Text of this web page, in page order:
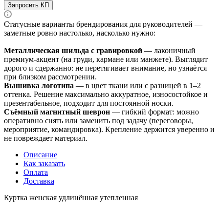
Запросить КП
Статусные варианты брендирования для руководителей —
заметные ровно настолько, насколько нужно:
Металлическая шильда с гравировкой — лаконичный
премиум‑акцент (на груди, кармане или манжете). Выглядит
дорого и сдержанно: не перетягивает внимание, но узнаётся
при близком рассмотрении.
Вышивка логотипа — в цвет ткани или с разницей в 1–2
оттенка. Решение максимально аккуратное, износостойкое и
презентабельное, подходит для постоянной носки.
Съёмный магнитный шеврон — гибкий формат: можно
оперативно снять или заменить под задачу (переговоры,
мероприятие, командировка). Крепление держится уверенно и
не повреждает материал.
Описание
Как заказать
Оплата
Доставка
Куртка женская удлинённая утепленная